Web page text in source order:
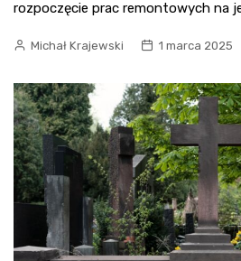
rozpoczęcie prac remontowych na
Michał Krajewski 1 marca 2025